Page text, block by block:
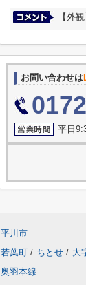
【外
お問い合わせは
平日
平川市
若葉町 / ちとせ / 大
奥羽本線